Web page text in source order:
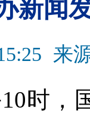
新闻
来
时，